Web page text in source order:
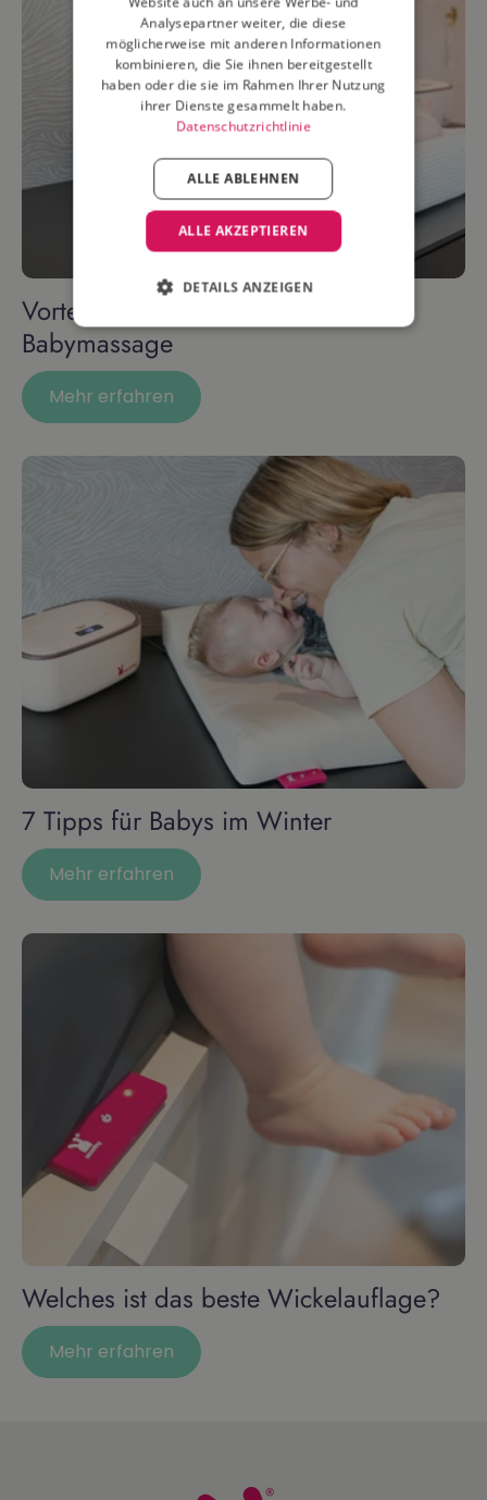
Vorteile und Tipps für die beste
Babymassage
Mehr erfahren
7 Tipps für Babys im Winter
Mehr erfahren
Welches ist das beste Wickelauflage?
Mehr erfahren
Analysepartner weiter, die diese
möglicherweise mit anderen Informationen
kombinieren, die Sie ihnen bereitgestellt
haben oder die sie im Rahmen Ihrer Nutzung
ihrer Dienste gesammelt haben.
Datenschutzrichtlinie
ALLE AKZEPTIEREN
ALLE ABLEHNEN
DETAILS ANZEIGEN